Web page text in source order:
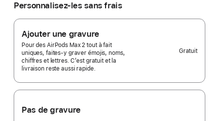
Personnalisez-les sans frais
Ajouter une gravure
Pour des AirPods Max 2 tout à fait
uniques, faites-y graver émojis, noms,
chiffres et lettres. C’est gratuit et la
livraison reste aussi rapide.
Gratuit
Pas de gravure